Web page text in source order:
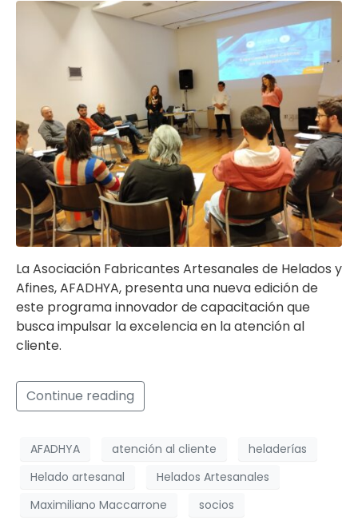
La Asociación Fabricantes Artesanales de Helados y
Afines, AFADHYA, presenta una nueva edición de
este programa innovador de capacitación que
busca impulsar la excelencia en la atención al
cliente.
Continue reading
AFADHYA atención al cliente
heladerías
Helado artesanal
Helados Artesanales
Maximiliano Maccarrone
socios